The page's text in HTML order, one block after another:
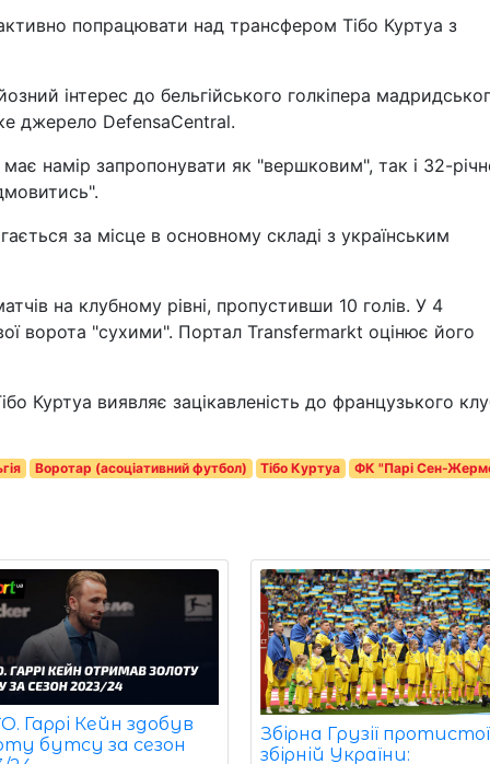
попрацювати над трансфером Тібо Куртуа з
інтерес до бельгійського голкіпера
джерело DefensaCentral.
намір запропонувати як "вершковим", так і 32-
за місце в основному складі з українським
на клубному рівні, пропустивши 10 голів. У 4
ворота "сухими". Портал Transfermarkt оцінює його
Куртуа виявляє зацікавленість до французького
Воротар (асоціативний футбол) Тібо Куртуа ФК "Парі Сен-
Гаррі Кейн здобув
бутсу за сезон
Збірна Грузії
збірній України: